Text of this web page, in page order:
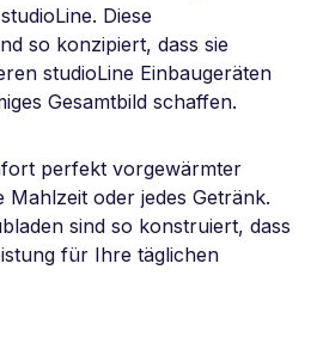
Diese
so konzipiert, dass sie
studioLine Einbaugeräten
Gesamtbild schaffen.
perfekt vorgewärmter
Mahlzeit oder jedes Getränk.
sind so konstruiert, dass
für Ihre täglichen